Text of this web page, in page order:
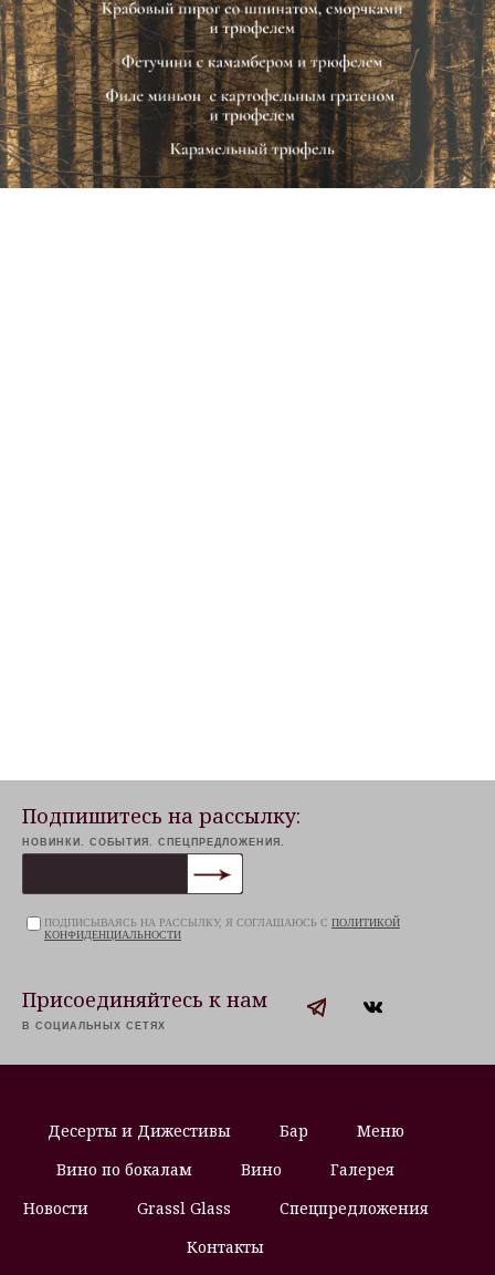
Подпишитесь на рассылку:
НОВИНКИ. СОБЫТИЯ. СПЕЦПРЕДЛОЖЕНИЯ.
ПОДПИСЫВАЯСЬ НА РАССЫЛКУ, Я СОГЛАШАЮСЬ С ПОЛИТИКОЙ
КОНФИДЕНЦИАЛЬНОСТИ
Присоединяйтесь к нам
В СОЦИАЛЬНЫХ СЕТЯХ
Десерты и Дижестивы Бар
Меню
Вино по бокалам
Вино
Галерея
Новости
Grassl Glass
Спецпредложения
Контакты